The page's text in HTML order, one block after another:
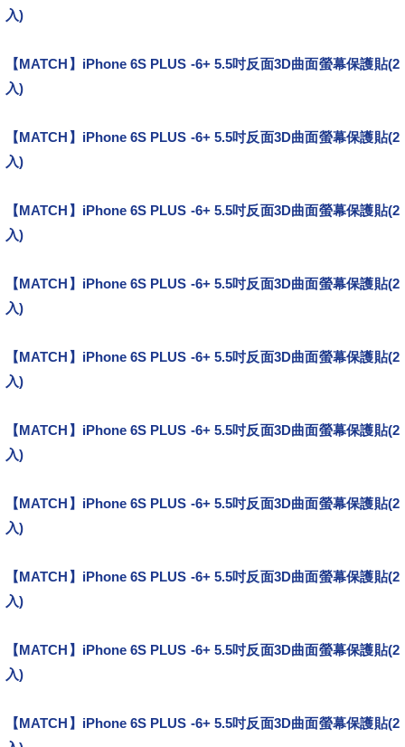
入)
【MATCH】iPhone 6S PLUS -6+ 5.5吋反面3D曲面螢幕保護貼(2
入)
【MATCH】iPhone 6S PLUS -6+ 5.5吋反面3D曲面螢幕保護貼(2
入)
【MATCH】iPhone 6S PLUS -6+ 5.5吋反面3D曲面螢幕保護貼(2
入)
【MATCH】iPhone 6S PLUS -6+ 5.5吋反面3D曲面螢幕保護貼(2
入)
【MATCH】iPhone 6S PLUS -6+ 5.5吋反面3D曲面螢幕保護貼(2
入)
【MATCH】iPhone 6S PLUS -6+ 5.5吋反面3D曲面螢幕保護貼(2
入)
【MATCH】iPhone 6S PLUS -6+ 5.5吋反面3D曲面螢幕保護貼(2
入)
【MATCH】iPhone 6S PLUS -6+ 5.5吋反面3D曲面螢幕保護貼(2
入)
【MATCH】iPhone 6S PLUS -6+ 5.5吋反面3D曲面螢幕保護貼(2
入)
【MATCH】iPhone 6S PLUS -6+ 5.5吋反面3D曲面螢幕保護貼(2